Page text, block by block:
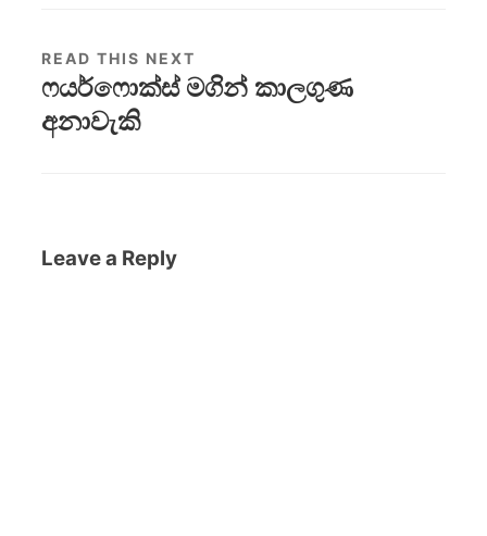
READ THIS NEXT
ෆයර්ෆොක්ස් මගින් කාලගුණ
අනාවැකි
Leave a Reply